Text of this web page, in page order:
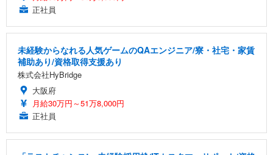
正社員
未経験からなれる人気ゲームのQAエンジニア/寮・社宅・家賃
補助あり/資格取得支援あり
株式会社HyBridge
大阪府
月給30万円～51万8,000円
正社員